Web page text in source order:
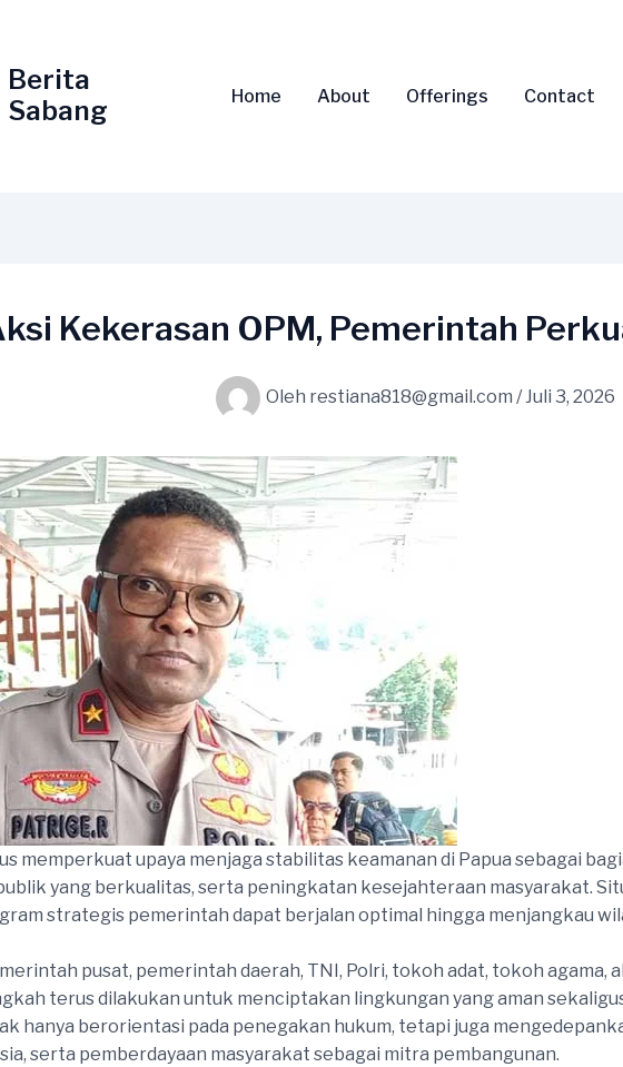
Berita
Sabang
Home About Offerings Contact
Kekerasan OPM, Pemerintah
Oleh restiana818@gmail.com /Juli 3, 2026
memperkuat upaya menjaga stabilitas keamanan di Papua sebagai
yang berkualitas, serta peningkatan kesejahteraan masyarakat.
strategis pemerintah dapat berjalan optimal hingga menjangkau
pusat, pemerintah daerah, TNI, Polri, tokoh adat, tokoh agama,
terus dilakukan untuk menciptakan lingkungan yang aman
hanya berorientasi pada penegakan hukum, tetapi juga
serta pemberdayaan masyarakat sebagai mitra pembangunan.